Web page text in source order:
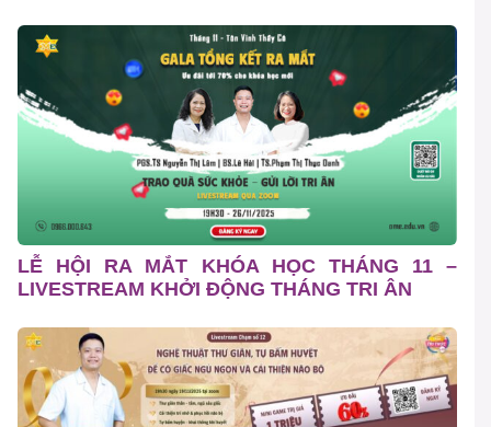
LỄ HỘI RA MẮT KHÓA HỌC THÁNG 11 –
LIVESTREAM KHỞI ĐỘNG THÁNG TRI ÂN